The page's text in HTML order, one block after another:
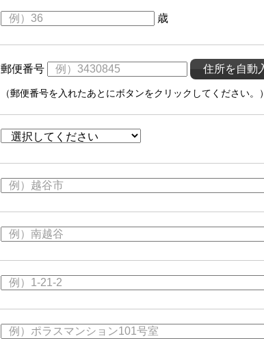
歳
郵便番号
（郵便番号を入れたあとにボタンをクリックしてください。）